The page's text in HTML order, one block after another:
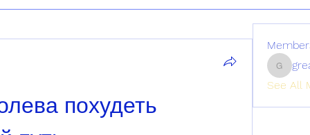
похудеть
See All